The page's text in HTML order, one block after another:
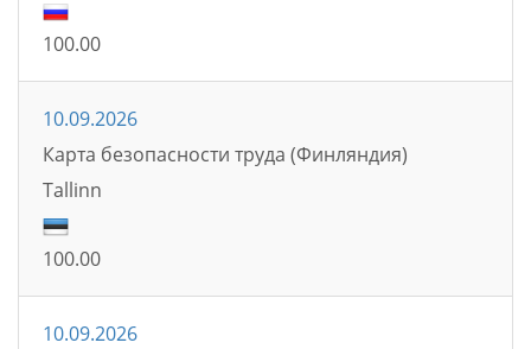
100.00
10.09.2026
Карта безопасности труда (Финляндия)
Tallinn
100.00
10.09.2026